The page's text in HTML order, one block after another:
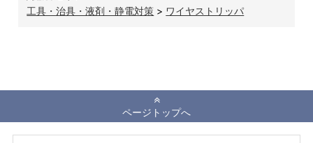
工具・治具・液剤・静電対策 > ワイヤストリッパ
ページトップへ